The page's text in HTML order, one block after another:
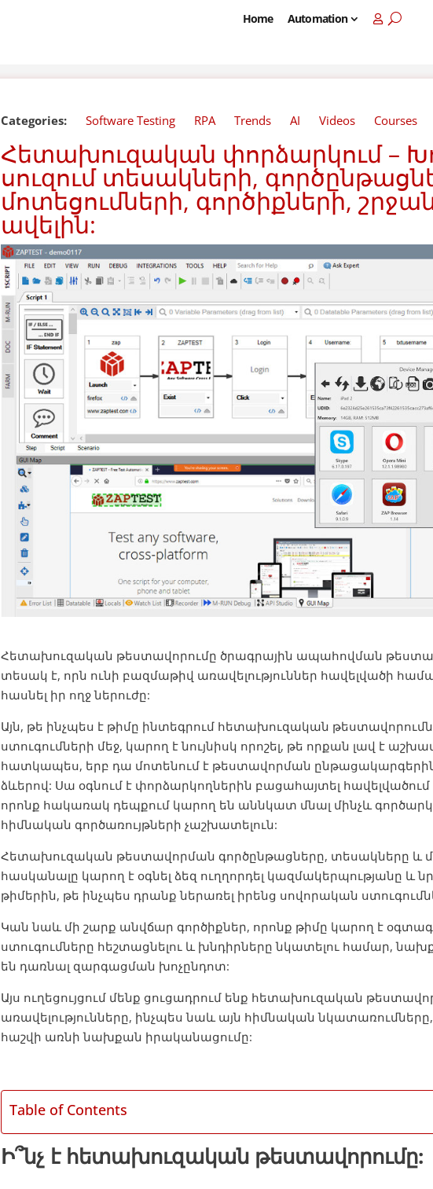
Home Automation
Categories: Software Testing RPA Trends AI Videos Courses
Հետախուզական փորձարկում –
սուզում տեսակների,
մոտեցումների, գործիքների,
ավելին:
Հետախուզական թեստավորումը ծրագրային ապահովման
տեսակ է, որն ունի բազմաթիվ առավելություններ հավելվածի
հասնել իր ողջ ներուժը:
Այն, թե ինչպես է թիմը ինտեգրում հետախուզական
ստուգումների մեջ, կարող է նույնիսկ որոշել, թե որքան լավ է
հատկապես, երբ դա մոտենում է թեստավորման
ձևերով: Սա օգնում է փորձարկողներին բացահայտել
որոնք հակառակ դեպքում կարող են աննկատ մնալ մինչև
հիմնական գործառույթների չաշխատելուն:
Հետախուզական թեստավորման գործընթացները, տեսակները և
հասկանալը կարող է օգնել ձեզ ուղղորդել կազմակերպությանը և
թիմերին, թե ինչպես դրանք ներառել իրենց սովորական
Կան նաև մի շարք անվճար գործիքներ, որոնք թիմը կարող է
ստուգումները հեշտացնելու և խնդիրները նկատելու համար,
են դառնալ զարգացման խոչընդոտ:
Այս ուղեցույցում մենք ցուցադրում ենք հետախուզական
առավելությունները, ինչպես նաև այն հիմնական
հաշվի առնի նախքան իրականացումը:
Table of Contents
Ի՞նչ է հետախուզական թեստավորումը: